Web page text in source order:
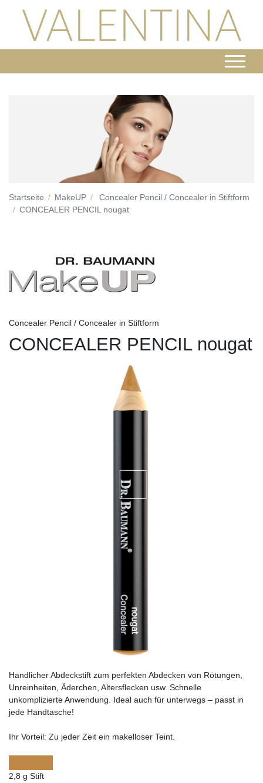
Startseite MakeUP
Concealer Pencil / Concealer in Stiftform
CONCEALER PENCIL nougat
Concealer Pencil / Concealer in Stiftform
CONCEALER PENCIL nougat
Handlicher Abdeckstift zum perfekten Abdecken von Rötungen,
Unreinheiten, Äderchen, Altersflecken usw. Schnelle
unkomplizierte Anwendung. Ideal auch für unterwegs – passt in
jede Handtasche!
Ihr Vorteil: Zu jeder Zeit ein makelloser Teint.
2,8 g Stift